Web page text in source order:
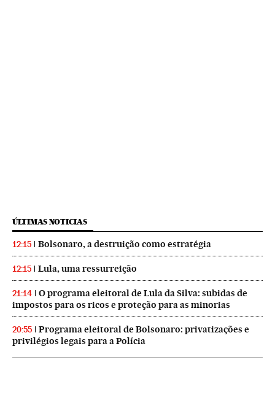
ÚLTIMAS NOTICIAS
12:15 Bolsonaro, a destruição como estratégia
12:15 Lula, uma ressurreição
21:14
O programa eleitoral de Lula da Silva: subidas de
impostos para os ricos e proteção para as minorias
20:55
Programa eleitoral de Bolsonaro: privatizações e
privilégios legais para a Polícia